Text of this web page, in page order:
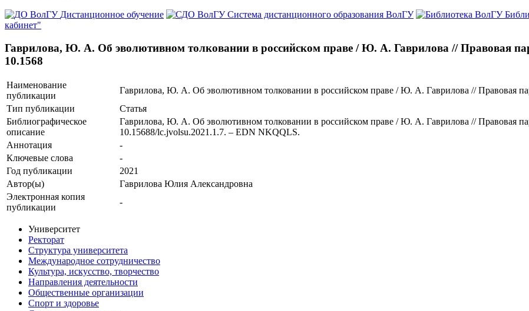
Дистанционное обучение
Система дистанционного образования ВолГУ
кабинет"
Гаврилова, Ю. А. Об эволютивном толковании в российском праве / Ю. А. Гаврилова // Правовая
10.1568
Наименование
публикации
Гаврилова, Ю. А. Об эволютивном толковании в российском праве / Ю. А. Гаврилова // Правовая
Тип публикации
Статья
Библиографическое
описание
Гаврилова, Ю. А. Об эволютивном толковании в российском праве / Ю. А. Гаврилова // Правовая
10.15688/lc.jvolsu.2021.1.7. – EDN NKQQLS.
Аннотация
-
Ключевые cлова
-
Год публикации
2021
Автор(ы)
Гаврилова Юлия Александровна
Электронная копия
публикации
-
Университет
Ректорат
Структура университета
Международное сотрудничество
Культура, искусство, творчество
Направления деятельности
Общественные организации
Спорт и здоровье